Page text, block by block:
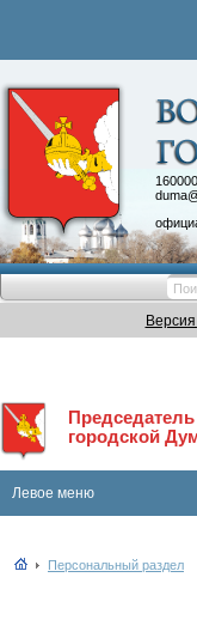
городской
Левое меню
Персональный раздел